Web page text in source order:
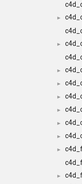
►
►
►
►
►
►
►
►
►
►